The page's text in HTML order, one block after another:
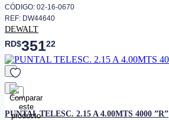
CÓDIGO: 02-16-0670
REF: DW44640
DEWALT
RD$35122
favorito
PUNTAL TELESC. 2.15 A 4.00MTS 4000 ”R”